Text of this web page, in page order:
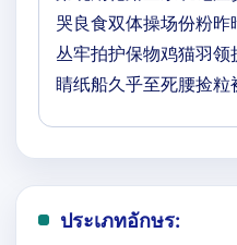
ประเภทอักษร: